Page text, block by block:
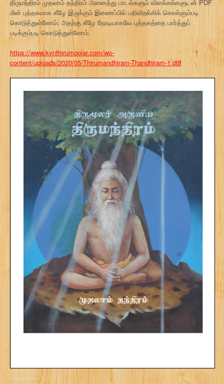
திருமந்திரம் முதலாம் தந்திரம் அனைத்து பாடல்களும் விளக்கங்களுடன் PDF
மின் புத்தகமாக கீழே இருக்கும் இணைப்பில் பதிவிறக்கிக் கொள்ளும்படி
கொடுத்துள்ளோம். அதற்கு கீழே நேரடியாகவே புத்தகத்தை பார்த்துப்
படிக்கும்படி கொடுத்துள்ளோம்.
https://www.kvnthirumoolar.com/wp-
content/uploads/2020/05/Thirumandhiram-Thandhiram-1.pdf